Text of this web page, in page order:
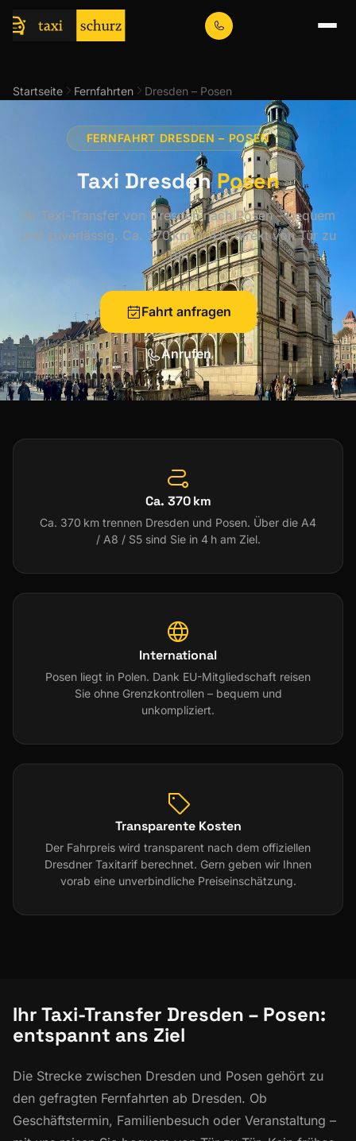
Startseite Fernfahrten Dresden – Posen
FERNFAHRT DRESDEN – POSEN
Taxi DresdenPosen
Ihr Taxi-Transfer von Dresden nach Posen – bequem
und zuverlässig. Ca. 370 km in 4 h, direkt von Tür zu
Tür.
Fahrt anfragen
Anrufen
Ca. 370 km
Ca. 370 km trennen Dresden und Posen. Über die A4
/ A8 / S5 sind Sie in 4 h am Ziel.
International
Posen liegt in Polen. Dank EU-Mitgliedschaft reisen
Sie ohne Grenzkontrollen – bequem und
unkompliziert.
Transparente Kosten
Der Fahrpreis wird transparent nach dem offiziellen
Dresdner Taxitarif berechnet. Gern geben wir Ihnen
vorab eine unverbindliche Preiseinschätzung.
Ihr Taxi-Transfer Dresden – Posen:
entspannt ans Ziel
Die Strecke zwischen Dresden und Posen gehört zu
den gefragten Fernfahrten ab Dresden. Ob
Geschäftstermin, Familienbesuch oder Veranstaltung –